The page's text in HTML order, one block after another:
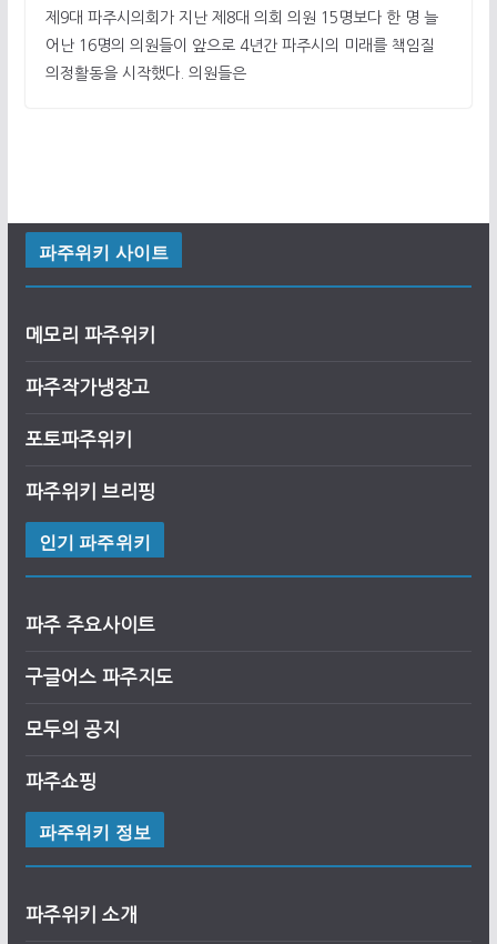
제9대 파주시의회가 지난 제8대 의회 의원 15명보다 한 명 늘
어난 16명의 의원들이 앞으로 4년간 파주시의 미래를 책임질
의정활동을 시작했다. 의원들은
파주위키 사이트
메모리 파주위키
파주작가냉장고
포토파주위키
파주위키 브리핑
인기 파주위키
파주 주요사이트
구글어스 파주지도
모두의 공지
파주쇼핑
파주위키 정보
파주위키 소개